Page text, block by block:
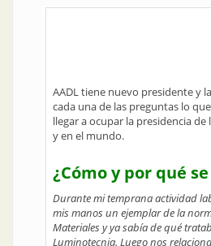
AADL tiene nuevo presidente y
cada una de las preguntas lo
llegar a ocupar la presidencia
y en el mundo.
¿Cómo y por qué
Durante mi temprana actividad
mis manos un ejemplar de la
Materiales y ya sabía de qué
Luminotecnia. Luego nos